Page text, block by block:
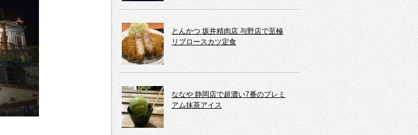
とんかつ 坂井精肉店 与野店で至極
リブロースカツ定食
ななや 静岡店で超濃い7番のプレミ
アム抹茶アイス